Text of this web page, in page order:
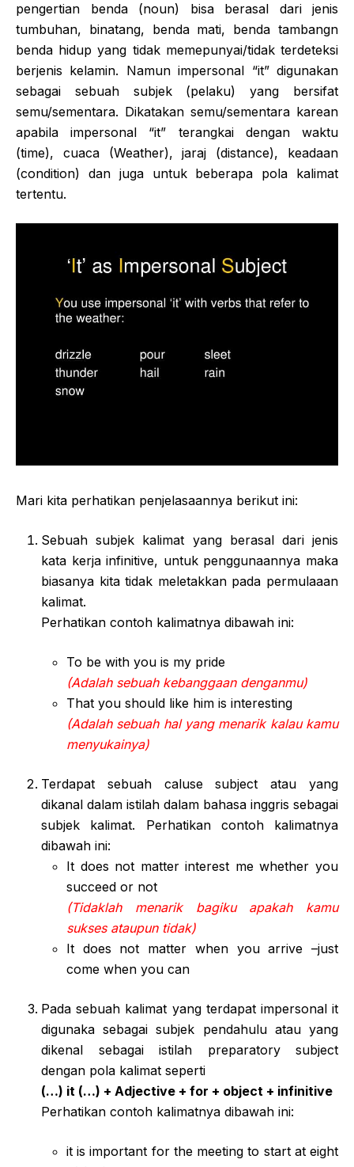
pengertian benda (noun) bisa berasal dari jenis
tumbuhan, binatang, benda mati, benda tambangn
benda hidup yang tidak memepunyai/tidak terdeteksi
berjenis kelamin. Namun impersonal “it” digunakan
sebagai sebuah subjek (pelaku) yang bersifat
semu/sementara. Dikatakan semu/sementara karean
apabila impersonal “it” terangkai dengan waktu
(time), cuaca (Weather), jaraj (distance), keadaan
(condition) dan juga untuk beberapa pola kalimat
tertentu.
Mari kita perhatikan penjelasaannya berikut ini:
Sebuah subjek kalimat yang berasal dari jenis
kata kerja infinitive, untuk penggunaannya maka
biasanya kita tidak meletakkan pada permulaaan
kalimat.
Perhatikan contoh kalimatnya dibawah ini:
To be with you is my pride
(Adalah sebuah kebanggaan denganmu)
That you should like him is interesting
(Adalah sebuah hal yang menarik kalau kamu
menyukainya)
Terdapat sebuah caluse subject atau yang
dikanal dalam istilah dalam bahasa inggris sebagai
subjek kalimat. Perhatikan contoh kalimatnya
dibawah ini:
It does not matter interest me whether you
succeed or not
(Tidaklah menarik bagiku apakah kamu
sukses ataupun tidak)
It does not matter when you arrive –just
come when you can
Pada sebuah kalimat yang terdapat impersonal it
digunaka sebagai subjek pendahulu atau yang
dikenal sebagai istilah preparatory subject
dengan pola kalimat seperti
(…) it (…) + Adjective + for + object + infinitive
Perhatikan contoh kalimatnya dibawah ini:
it is important for the meeting to start at eight